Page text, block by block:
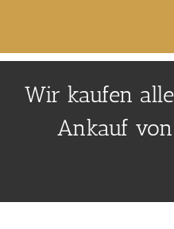
Wir kaufen
Ankauf